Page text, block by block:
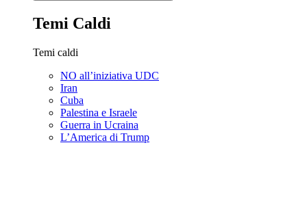
Temi Caldi
Temi caldi
NO all’iniziativa UDC
Iran
Cuba
Palestina e Israele
Guerra in Ucraina
L’America di Trump